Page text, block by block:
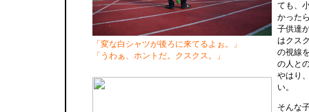
「変な白シャツが後ろに来てるよぉ。」
「うわぁ、ホントだ。クスクス。」
ても、
かった
子供達
はクス
の視線
の人と
やはり
い。
そんな